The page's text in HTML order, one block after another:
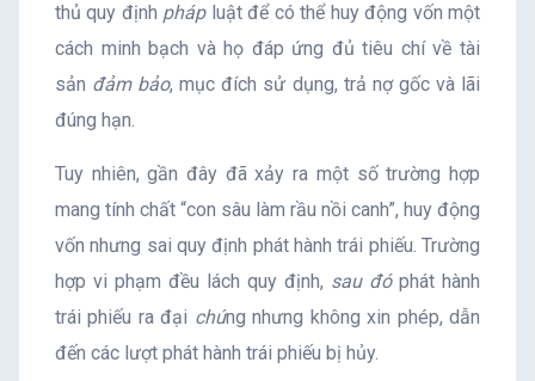
thủ quy định pháp luật để có thể huy động vốn một
cách minh bạch và họ đáp ứng đủ tiêu chí về tài
sản đảm bảo, mục đích sử dụng, trả nợ gốc và lãi
đúng hạn.
Tuy nhiên, gần đây đã xảy ra một số trường hợp
mang tính chất “con sâu làm rầu nồi canh”, huy động
vốn nhưng sai quy định phát hành trái phiếu. Trường
hợp vi phạm đều lách quy định, sau đó phát hành
trái phiếu ra đại chúng nhưng không xin phép, dẫn
đến các lượt phát hành trái phiếu bị hủy.